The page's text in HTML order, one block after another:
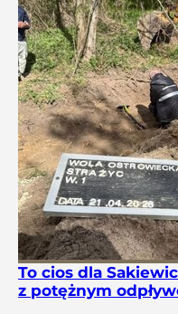
To cios dla
z potężnym